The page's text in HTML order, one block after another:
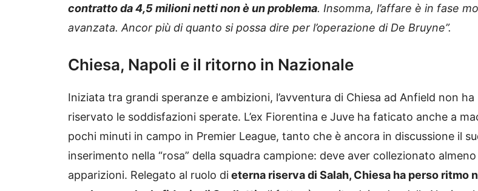
contratto da 4,5 milioni netti non è un problema. Insomma, l’affare è in fase
avanzata. Ancor più di quanto si possa dire per l’operazione di De Bruyne”.
Chiesa, Napoli e il ritorno in Nazionale
Iniziata tra grandi speranze e ambizioni, l’avventura di Chiesa ad Anfield non ha
riservato le soddisfazioni sperate. L’ex Fiorentina e Juve ha faticato anche a
pochi minuti in campo in Premier League, tanto che è ancora in discussione il
inserimento nella “rosa” della squadra campione: deve aver collezionato almeno
apparizioni. Relegato al ruolo dieterna riserva di Salah, Chiesa ha perso ritmo